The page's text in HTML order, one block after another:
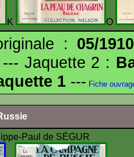
K O
: 05/1910
--- Jaquette 2 :
1 --- Fiche
Paul de SÉGUR